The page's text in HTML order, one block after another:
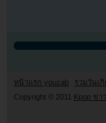
หน้าแรก youzab รวมวันเ
Copyright © 2011 Kpop ข่า